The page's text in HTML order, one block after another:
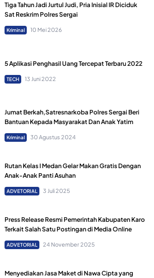
Tiga Tahun Jadi Jurtul Judi, Pria Inisial IR Diciduk
Sat Reskrim Polres Sergai
Kriminal 10 Mei 2026
5 Aplikasi Penghasil Uang Tercepat Terbaru 2022
TECH 13 Juni 2022
Jumat Berkah,Satresnarkoba Polres Sergai Beri
Bantuan Kepada Masyarakat Dan Anak Yatim
Kriminal 30 Agustus 2024
Rutan Kelas I Medan Gelar Makan Gratis Dengan
Anak-Anak Panti Asuhan
ADVETORIAL 3 Juli 2025
Press Release Resmi Pemerintah Kabupaten Karo
Terkait Salah Satu Postingan di Media Online
ADVETORIAL 24 November 2025
Menyediakan Jasa Maket di Nawa Cipta yang